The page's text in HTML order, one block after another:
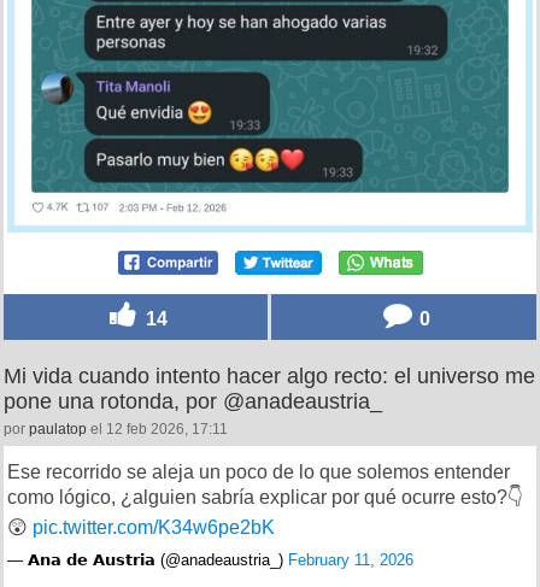
14 0
Mi vida cuando intento hacer algo recto: el universo me
pone una rotonda, por @anadeaustria_
por paulatop el 12 feb 2026, 17:11
Ese recorrido se aleja un poco de lo que solemos entender
como lógico, ¿alguien sabría explicar por qué ocurre esto?👇
😲 pic.twitter.com/K34w6pe2bK
— 𝗔𝗻𝗮 𝗱𝗲 𝗔𝘂𝘀𝘁𝗿𝗶𝗮 (@anadeaustria_) February 11, 2026